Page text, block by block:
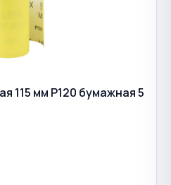
115 мм Р120 бумажная 5